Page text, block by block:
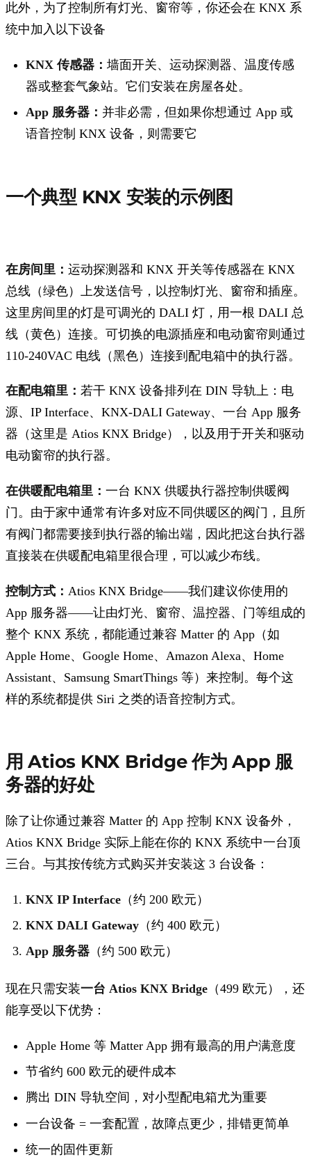
此外，为了控制所有灯光、窗帘等，你还会在 KNX 系
统中加入以下设备
KNX 传感器：墙面开关、运动探测器、温度传感
器或整套气象站。它们安装在房屋各处。
App 服务器： 并非必需，但如果你想通过 App 或
语音控制 KNX 设备，则需要它
一个典型 KNX 安装的示例图
在房间里： 运动探测器和 KNX 开关等传感器在 KNX
总线（绿色）上发送信号，以控制灯光、窗帘和插座。
这里房间里的灯是可调光的 DALI 灯，用一根 DALI 总
线（黄色）连接。可切换的电源插座和电动窗帘则通过
110-240VAC 电线（黑色）连接到配电箱中的执行器。
在配电箱里： 若干 KNX 设备排列在 DIN 导轨上：电
源、IP Interface、KNX-DALI Gateway、一台 App 服务
器（这里是 Atios KNX Bridge），以及用于开关和驱动
电动窗帘的执行器。
在供暖配电箱里： 一台 KNX 供暖执行器控制供暖阀
门。由于家中通常有许多对应不同供暖区的阀门，且所
有阀门都需要接到执行器的输出端，因此把这台执行器
直接装在供暖配电箱里很合理，可以减少布线。
控制方式： Atios KNX Bridge——我们建议你使用的
App 服务器——让由灯光、窗帘、温控器、门等组成的
整个 KNX 系统，都能通过兼容 Matter 的 App（如
Apple Home、Google Home、Amazon Alexa、Home
Assistant、Samsung SmartThings 等）来控制。每个这
样的系统都提供 Siri 之类的语音控制方式。
用 Atios KNX Bridge 作为 App 服
务器的好处
除了让你通过兼容 Matter 的 App 控制 KNX 设备外，
Atios KNX Bridge 实际上能在你的 KNX 系统中一台顶
三台。与其按传统方式购买并安装这 3 台设备：
KNX IP Interface （约 200 欧元）
KNX DALI Gateway （约 400 欧元）
App 服务器 （约 500 欧元）
现在只需安装一台 Atios KNX Bridge （499 欧元），还
能享受以下优势：
Apple Home 等 Matter App 拥有最高的用户满意度
节省约 600 欧元的硬件成本
腾出 DIN 导轨空间，对小型配电箱尤为重要
一台设备 = 一套配置，故障点更少，排错更简单
统一的固件更新